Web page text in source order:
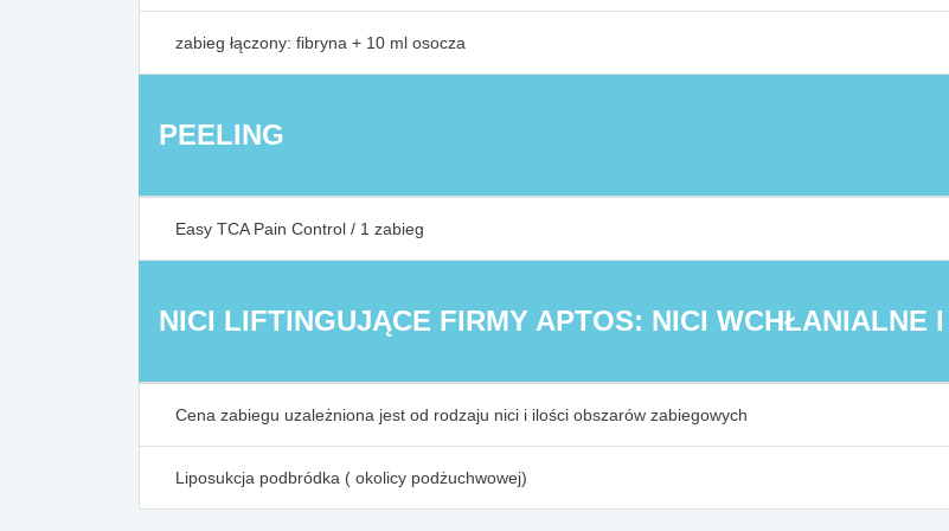
zabieg łączony: fibryna + 10 ml osocza
PEELING
Easy TCA Pain Control / 1 zabieg
NICI LIFTINGUJĄCE FIRMY APTOS: NICI WCHŁANIALNE
Cena zabiegu uzależniona jest od rodzaju nici i ilości obszarów zabiegowych
Liposukcja podbródka ( okolicy podżuchwowej)